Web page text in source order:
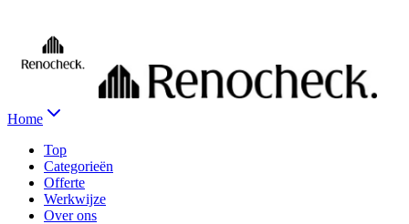
Home
Top
Categorieën
Offerte
Werkwijze
Over ons